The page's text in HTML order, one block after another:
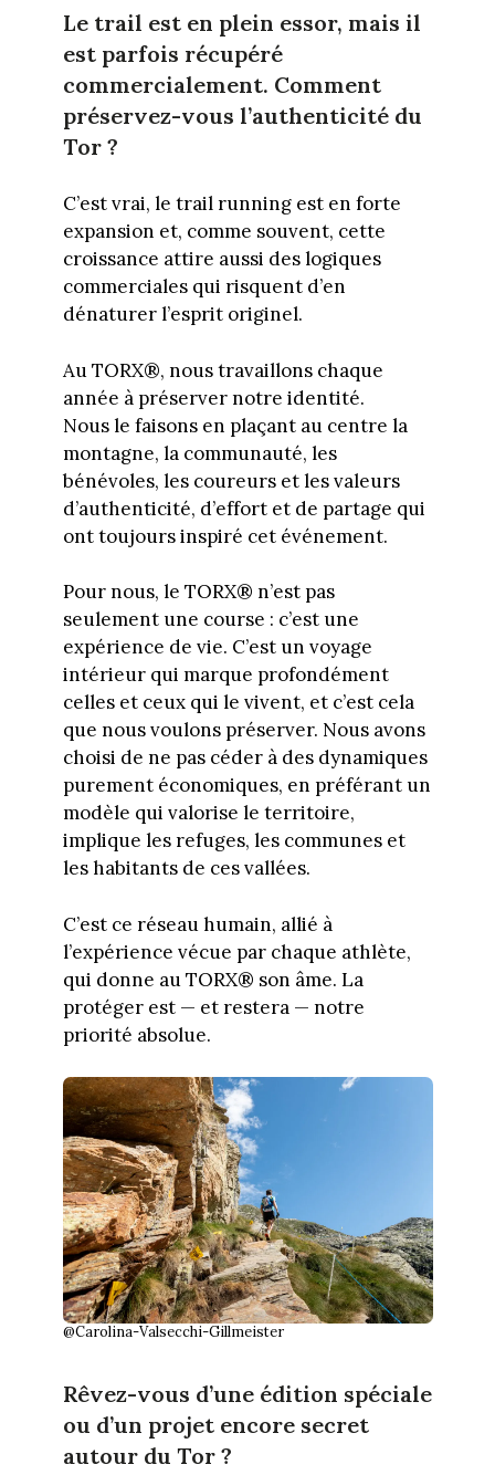
Le trail est en plein essor, mais il
est parfois récupéré
commercialement. Comment
préservez-vous l’authenticité du
Tor ?
C’est vrai, le trail running est en forte
expansion et, comme souvent, cette
croissance attire aussi des logiques
commerciales qui risquent d’en
dénaturer l’esprit originel.
Au TORX®, nous travaillons chaque
année à préserver notre identité.
Nous le faisons en plaçant au centre la
montagne, la communauté, les
bénévoles, les coureurs et les valeurs
d’authenticité, d’effort et de partage qui
ont toujours inspiré cet événement.
Pour nous, le TORX® n’est pas
seulement une course : c’est une
expérience de vie. C’est un voyage
intérieur qui marque profondément
celles et ceux qui le vivent, et c’est cela
que nous voulons préserver. Nous avons
choisi de ne pas céder à des dynamiques
purement économiques, en préférant un
modèle qui valorise le territoire,
implique les refuges, les communes et
les habitants de ces vallées.
C’est ce réseau humain, allié à
l’expérience vécue par chaque athlète,
qui donne au TORX® son âme. La
protéger est — et restera — notre
priorité absolue.
@Carolina-Valsecchi-Gillmeister
Rêvez-vous d’une édition spéciale
ou d’un projet encore secret
autour du Tor ?